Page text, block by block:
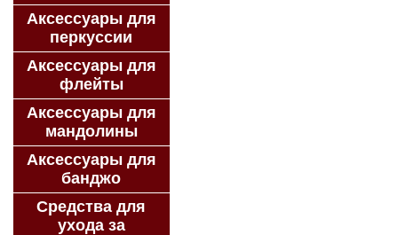
Аксессуары для
перкуссии
Аксессуары для
флейты
Аксессуары для
мандолины
Аксессуары для
банджо
Средства для
ухода за